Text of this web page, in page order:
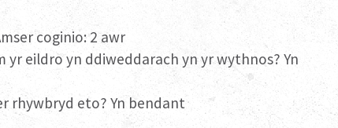
coginio: 2 awr
yr eildro yn ddiweddarach yn yr wythnos? Yn
rhywbryd eto? Yn bendant